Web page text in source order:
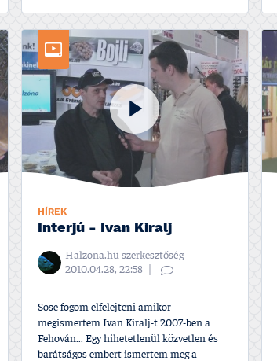
HÍREK
Interjú - Ivan Kiralj
Halzona.hu szerkesztőség
2010.04.28, 22:58
Sose fogom elfelejteni amikor
megismertem Ivan Kiralj-t 2007-ben a
Fehován... Egy hihetetlenül közvetlen és
barátságos embert ismertem meg a